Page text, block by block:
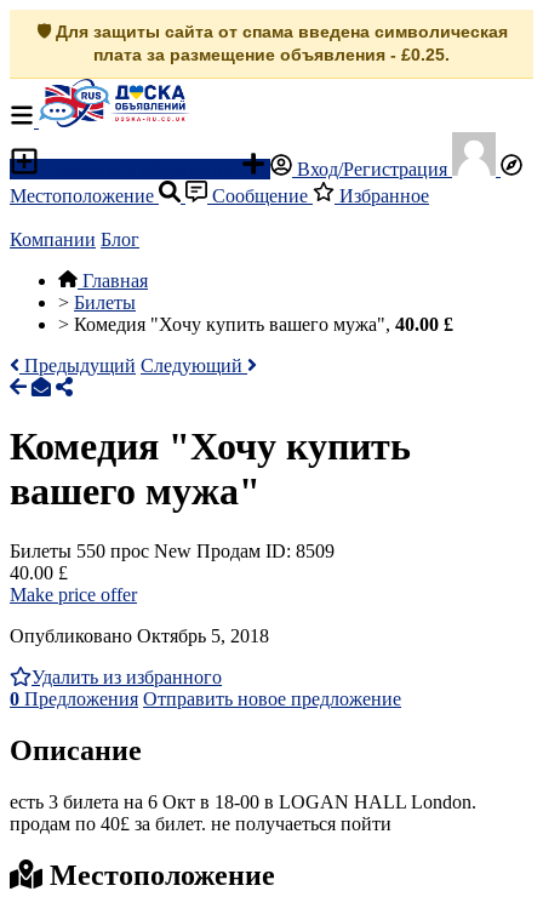
🛡️ Для защиты сайта от спама введена символическая
плата за размещение объявления - £0.25.
Вход/Регистрация
Местоположение
Сообщение Избранное
Компании Блог
Главная
> Билеты
> Комедия "Хочу купить вашего мужа", 40.00 £
Предыдущий Следующий
Комедия "Хочу купить
вашего мужа"
Билеты 550 прос New Продам ID: 8509
40.00 £
Make price offer
Опубликовано Октябрь 5, 2018
Удалить из избранного
0 Предложения Отправить новое предложение
Описание
есть 3 билета на 6 Окт в 18-00 в LOGAN HALL London.
продам по 40£ за билет. не получаеться пойти
Местоположение